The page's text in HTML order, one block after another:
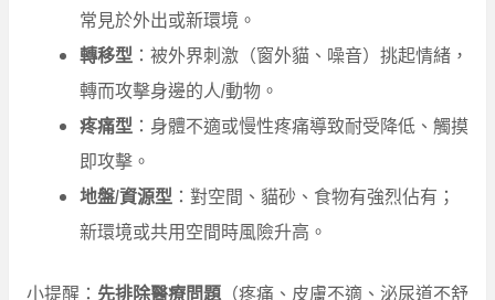
常見於外出或新環境。
轉移型 ：被外界刺激（窗外貓、噪音）挑起情緒，
轉而攻擊身邊的人/動物。
疼痛型 ：身體不適或慢性疼痛導致耐受降低、觸摸
即攻擊。
地盤/資源型 ：對空間、貓砂、食物有強烈佔有；
新環境或共用空間時風險升高。
小提醒： 先排除醫療問題（疼痛、皮膚不適、泌尿道不舒